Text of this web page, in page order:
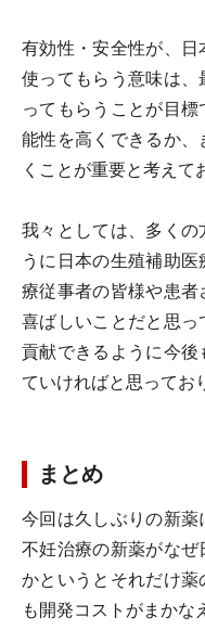
有効性・安全性が、
使ってもらう意味は
ってもらうことが目
能性を高くできるか
くことが重要と考えて
我々としては、多くの
うに日本の生殖補助
療従事者の皆様や患
喜ばしいことだと思
貢献できるように今
ていければと思ってお
まとめ
今回は久しぶりの新薬
不妊治療の新薬がな
かというとそれだけ
も開発コストがまかな